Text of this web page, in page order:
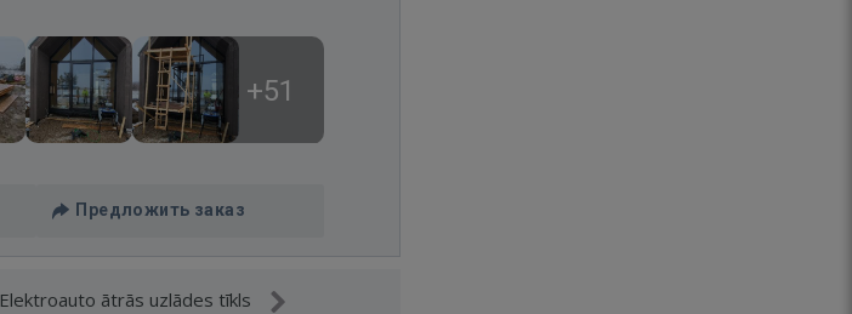
+51
Предложить заказ
Elektroauto ātrās uzlādes tīkls